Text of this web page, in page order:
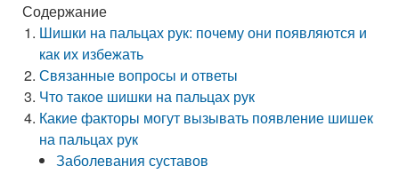
Содержание
Шишки на пальцах рук: почему они появляются и
как их избежать
Связанные вопросы и ответы
Что такое шишки на пальцах рук
Какие факторы могут вызывать появление шишек
на пальцах рук
Заболевания суставов